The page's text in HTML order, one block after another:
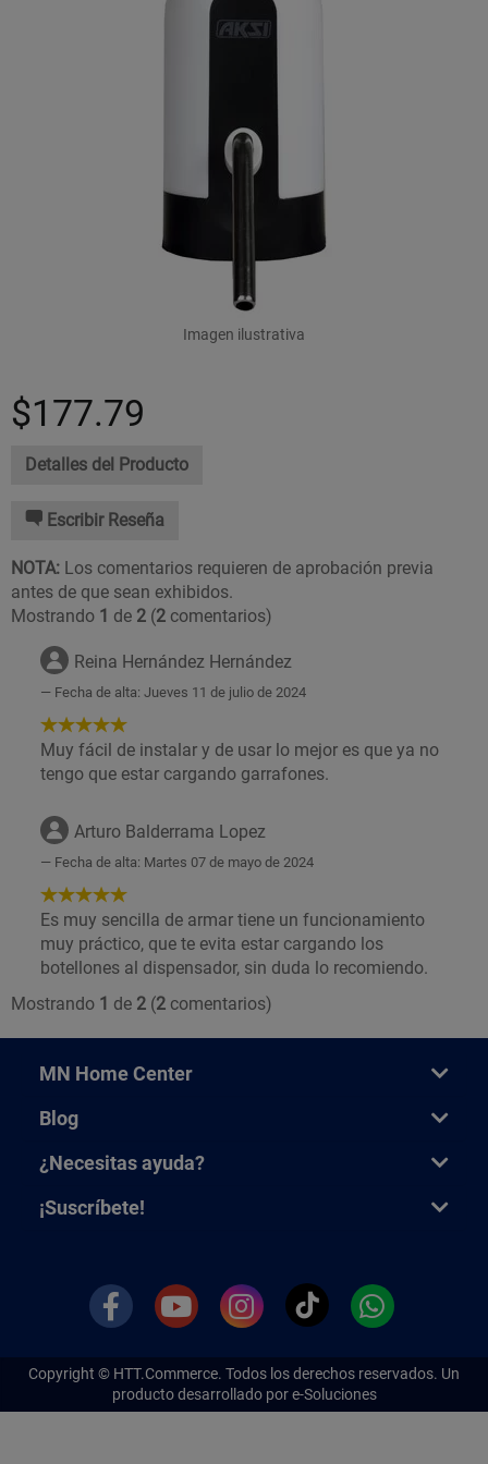
Imagen ilustrativa
$177.79
Detalles del Producto
Escribir Reseña
NOTA: Los comentarios requieren de aprobación previa
antes de que sean exhibidos.
Mostrando 1 de 2 (2 comentarios)
Reina Hernández Hernández
Fecha de alta: Jueves 11 de julio de 2024
5
de
5
Muy fácil de instalar y de usar lo mejor es que ya no
tengo que estar cargando garrafones.
Arturo Balderrama Lopez
Fecha de alta: Martes 07 de mayo de 2024
5
de
5
Estrellas!
Es muy sencilla de armar tiene un funcionamiento
muy práctico, que te evita estar cargando los
botellones al dispensador, sin duda lo recomiendo.
Mostrando 1 de 2 (2 comentarios)
MN Home Center
Blog
¿Necesitas ayuda?
¡Suscríbete!
Copyright © HTT.Commerce. Todos los derechos reservados. Un
producto desarrollado por e-Soluciones